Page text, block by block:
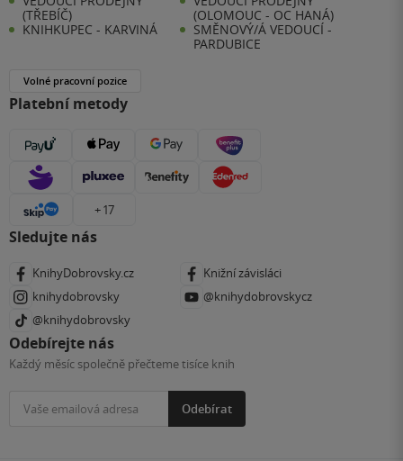
(TŘEBÍČ)
(OLOMOUC - OC HANÁ)
KNIHKUPEC - KARVINÁ
SMĚNOVÝ/Á VEDOUCÍ -
PARDUBICE
Volné pracovní pozice
Platební metody
+ 17
Sledujte nás
KnihyDobrovsky.cz
Knižní závisláci
knihydobrovsky
@knihydobrovskycz
@knihydobrovsky
Odebírejte nás
Každý měsíc společně přečteme tisíce knih
Odebírat